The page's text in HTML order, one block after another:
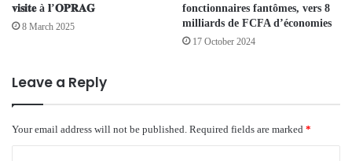
𝐯𝐢𝐬𝐢𝐭𝐞 à 𝐥’𝐎𝐏𝐑𝐀𝐆
8 March 2025
fonctionnaires fantômes, vers 8
milliards de FCFA d’économies
17 October 2024
Leave a Reply
Your email address will not be published. Required fields are marked *